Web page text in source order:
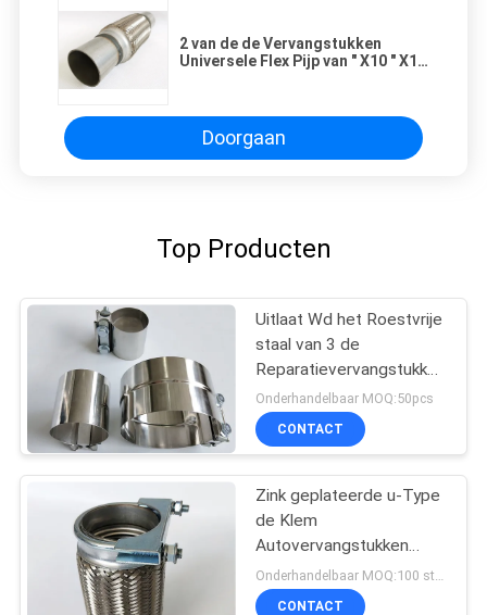
2 van de de Vervangstukken
Universele Flex Pijp van " X10 " X14
Doorgaan
Top Producten
Uitlaat Wd het Roestvrije
staal van 3 de
Reparatievervangstukken
van Duimlap joint clamp
auto pipe
Onderhandelbaar MOQ:50pcs
CONTACT
Zink geplateerde u-Type
de Klem
Autovervangstukken
2.5inch van de
Boutuitlaat
Onderhandelbaar MOQ:100 stuks of onderhandeling
CONTACT